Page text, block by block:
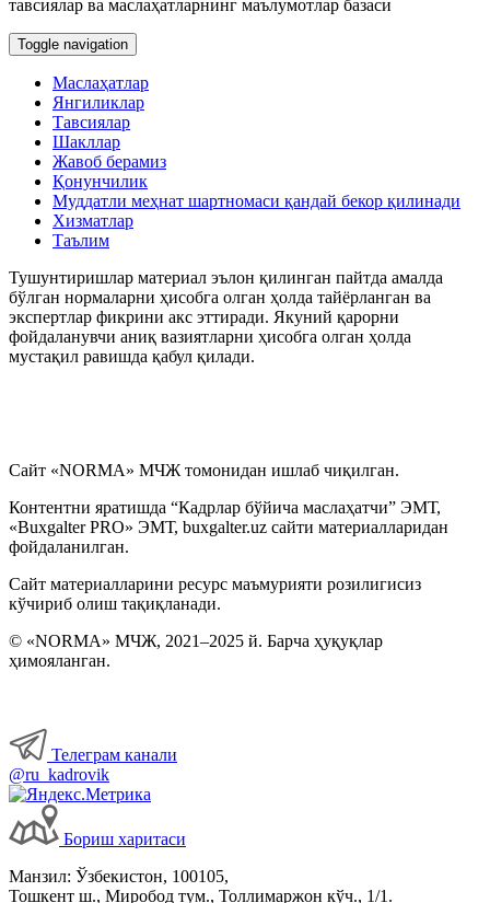
тавсиялар ва маслаҳатларнинг маълумотлар базаси
Toggle navigation
Маслаҳатлар
Янгиликлар
Тавсиялар
Шакллар
Жавоб берамиз
Қонунчилик
Муддатли меҳнат шартномаси қандай бекор қилинади
Хизматлар
Таълим
Тушунтиришлар материал эълон қилинган пайтда амалда
бўлган нормаларни ҳисобга олган ҳолда тайёрланган ва
экспертлар фикрини акс эттиради. Якуний қарорни
фойдаланувчи аниқ вазиятларни ҳисобга олган ҳолда
мустақил равишда қабул қилади.
Сайт «NORMA» МЧЖ томонидан ишлаб чиқилган.
Контентни яратишда “Кадрлар бўйича маслаҳатчи” ЭМТ,
«Buxgalter PRO» ЭМТ, buxgalter.uz сайти материалларидан
фойдаланилган.
Сайт материалларини ресурс маъмурияти розилигисиз
кўчириб олиш тақиқланади.
© «NORMA» МЧЖ, 2021–2025 й. Барча ҳуқуқлар
ҳимояланган.
Телеграм канали
@ru_kadrovik
Бориш харитаси
Манзил: Ўзбекистон, 100105,
Тошкент ш., Миробод тум., Толлимаржон кўч., 1/1.